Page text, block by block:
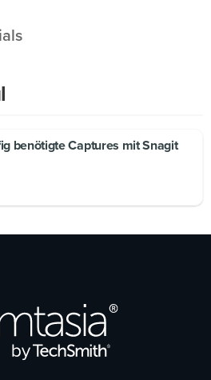
benötigte Captures mit Snagit